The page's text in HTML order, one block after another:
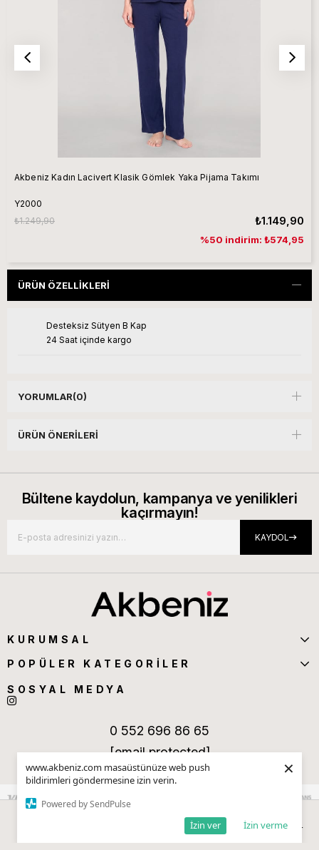
www.akbeniz.com masaüstünüze web push
bildirimleri göndermesine izin verin.
Powered by SendPulse
İzin verme
İzin ver
×
Akbeniz Kadın Lacivert Klasik Gömlek Yaka Pijama Takımı
Y2000
₺1.149,90
₺1.249,90
%50 indirim: ₺574,95
ÜRÜN ÖZELLIKLERI
Desteksiz Sütyen B Kap
24 Saat içinde kargo
YORUMLAR(0)
ÜRÜN ÖNERILERI
Bültene kaydolun, kampanya ve yenilikleri
kaçırmayın!
KAYDOL
KURUMSAL
POPÜLER KATEGORİLER
SOSYAL MEDYA
0 552 696 86 65
[email protected]
Favorilerim Kategoriler